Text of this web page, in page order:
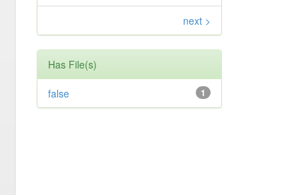
next >
Has File(s)
1
false